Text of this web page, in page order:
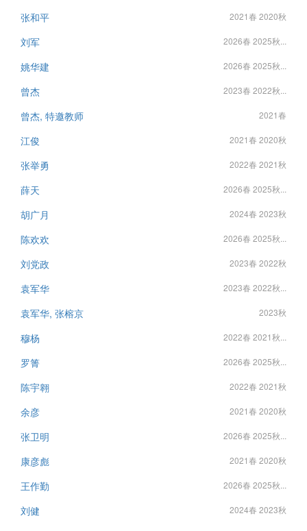
张和平 2021春 2020秋
刘军 2026春 2025秋...
姚华建 2026春 2025秋...
曾杰 2023春 2022秋...
曾杰, 特邀教师 2021春
江俊 2021春 2020秋
张举勇 2022春 2021秋
薛天 2026春 2025秋...
胡广月 2024春 2023秋
陈欢欢 2026春 2025秋...
刘党政 2023春 2022秋
袁军华 2023春 2022秋...
袁军华, 张榕京 2023秋
穆杨 2022春 2021秋...
罗箐 2026春 2025秋...
陈宇翱 2022春 2021秋
余彦 2021春 2020秋
张卫明 2026春 2025秋...
康彦彪 2021春 2020秋
王作勤 2026春 2025秋...
刘健 2024春 2023秋